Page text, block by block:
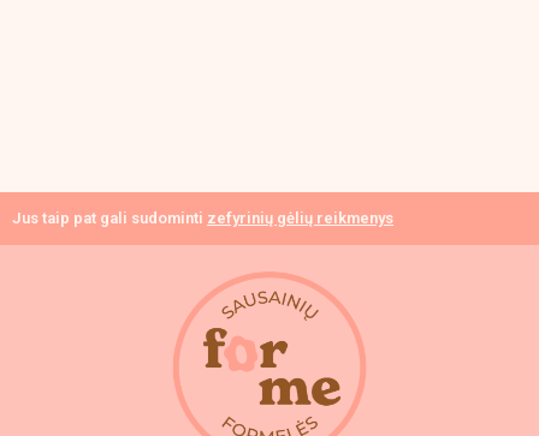
Jus taip pat gali sudominti zefyrinių gėlių reikmenys